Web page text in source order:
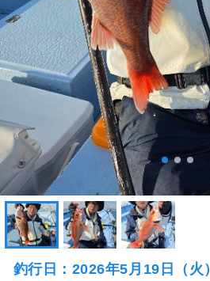
釣行日：2026年5月19日（火